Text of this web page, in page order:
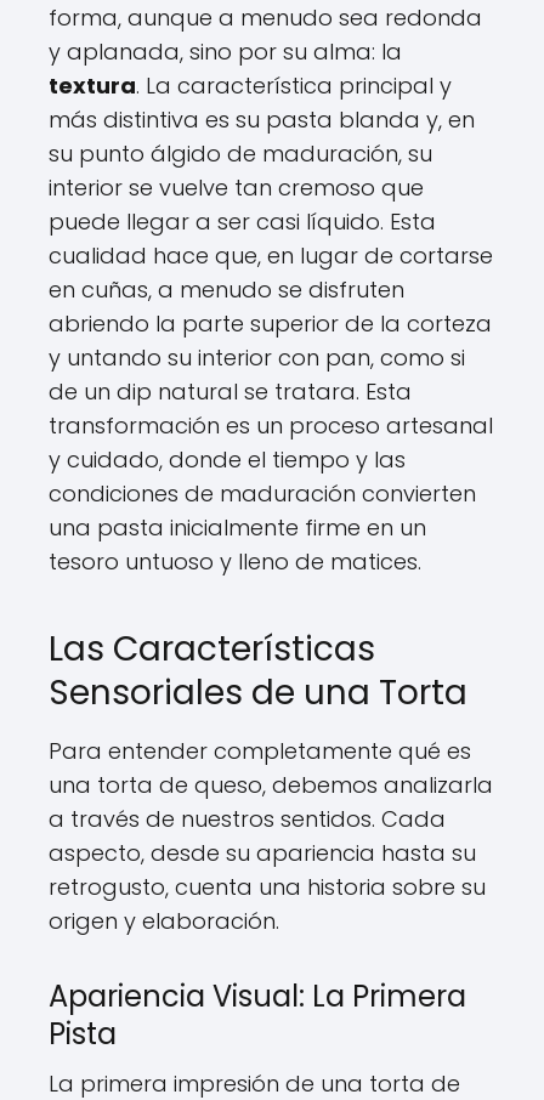
forma, aunque a menudo sea redonda
y aplanada, sino por su alma: la
textura. La característica principal y
más distintiva es su pasta blanda y, en
su punto álgido de maduración, su
interior se vuelve tan cremoso que
puede llegar a ser casi líquido. Esta
cualidad hace que, en lugar de cortarse
en cuñas, a menudo se disfruten
abriendo la parte superior de la corteza
y untando su interior con pan, como si
de un dip natural se tratara. Esta
transformación es un proceso artesanal
y cuidado, donde el tiempo y las
condiciones de maduración convierten
una pasta inicialmente firme en un
tesoro untuoso y lleno de matices.
Las Características
Sensoriales de una Torta
Para entender completamente qué es
una torta de queso, debemos analizarla
a través de nuestros sentidos. Cada
aspecto, desde su apariencia hasta su
retrogusto, cuenta una historia sobre su
origen y elaboración.
Apariencia Visual: La Primera
Pista
La primera impresión de una torta de